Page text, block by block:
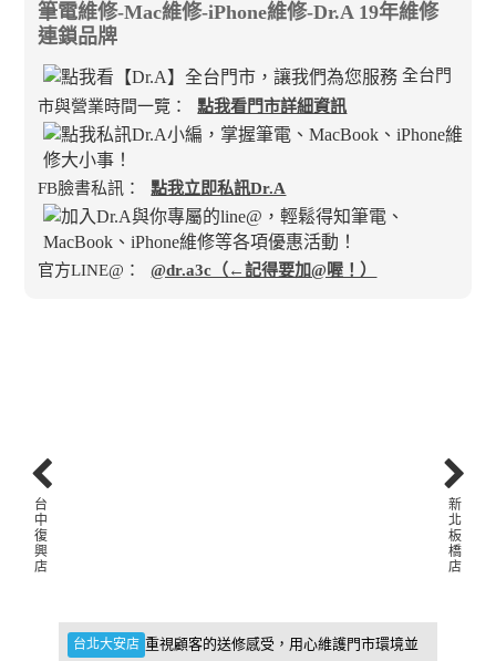
筆電維修-Mac維修-iPhone維修-Dr.A 19年維修
連鎖品牌
全台門
市與營業時間一覽：
點我看門市詳細資訊
FB臉書私訊： 點我立即私訊Dr.A
官方LINE@： @dr.a3c（←記得要加@喔！）
台北大安店 重視顧客的送修感受，用心維護門市環境並
新
北
板
橋
店
台
中
復
興
店